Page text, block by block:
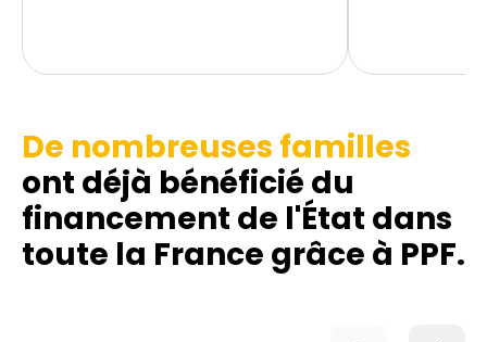
De nombreuses familles
ont déjà bénéficié du
financement de l'État dans
toute la France grâce à PPF.